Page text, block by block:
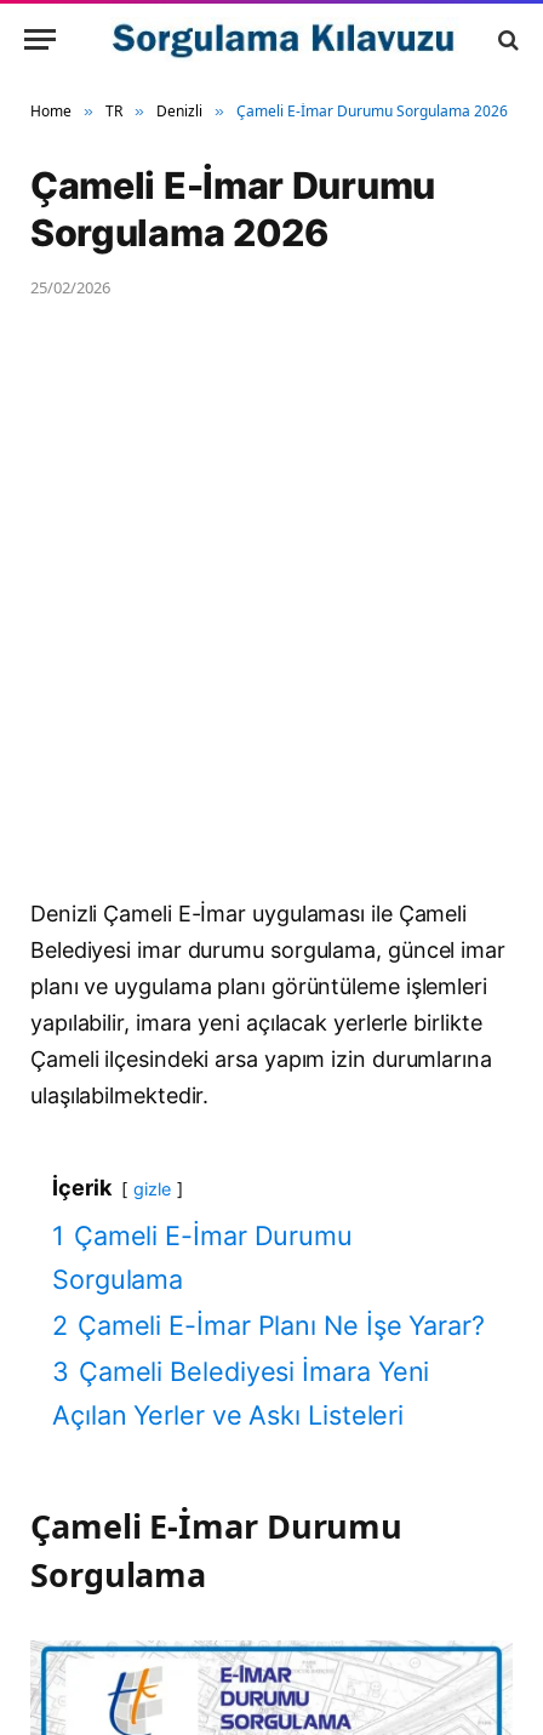
Home » TR » Denizli » Çameli E-İmar Durumu Sorgulama 2026
Çameli E-İmar Durumu
Sorgulama 2026
25/02/2026
Denizli Çameli E-İmar uygulaması ile Çameli
Belediyesi imar durumu sorgulama, güncel imar
planı ve uygulama planı görüntüleme işlemleri
yapılabilir, imara yeni açılacak yerlerle birlikte
Çameli ilçesindeki arsa yapım izin durumlarına
ulaşılabilmektedir.
İçerik gizle
1 Çameli E-İmar Durumu
Sorgulama
2 Çameli E-İmar Planı Ne İşe Yarar?
3 Çameli Belediyesi İmara Yeni
Açılan Yerler ve Askı Listeleri
Çameli E-İmar Durumu
Sorgulama